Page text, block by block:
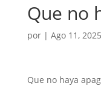
Que no
por | Ago 11, 2025
Que no haya